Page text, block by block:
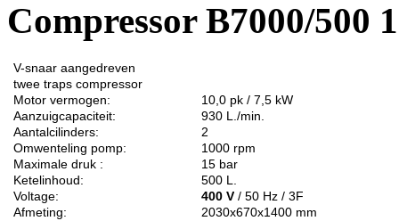
Compressor B7000/500
V-snaar aangedreven
twee trapscompressor
Motor vermogen:
10,0 pk / 7,5 kW
Aanzuigcapaciteit:
930 L./min.
Aantalcilinders:
2
Omwenteling pomp:
1000 rpm
Maximale druk :
15 bar
Ketelinhoud:
500 L.
Voltage:
400 V / 50 Hz / 3F
Afmeting:
2030x670x1400 mm